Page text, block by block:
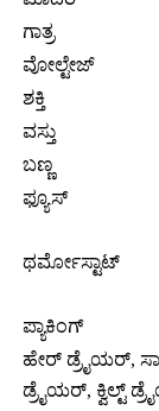
ಗಾತ್ರ
ವೋಲ್ಟೇಜ್
ಶಕ್ತಿ
ವಸ್ತು
ಬಣ್ಣ
ಫ್ಯೂಸ್
ಥರ್ಮೋಸ್ಟಾಟ್
ಪ್ಯಾಕಿಂಗ್
ಹೇರ್ ಡ್ರೈಯರ್,
ಡ್ರೈಯರ್, ಕ್ವಿಲ್ಟ್